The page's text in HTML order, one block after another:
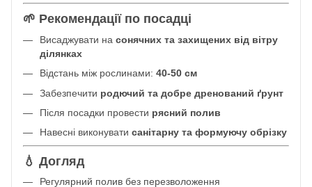
🌱 Рекомендації по посадці
Висаджувати на сонячних та захищених від вітру
ділянках
Відстань між рослинами: 40-50 см
Забезпечити родючий та добре дренований ґрунт
Після посадки провести рясний полив
Навесні виконувати санітарну та формуючу обрізку
💧 Догляд
Регулярний полив без перезволоження